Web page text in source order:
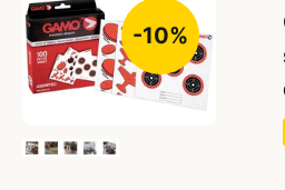
-10%